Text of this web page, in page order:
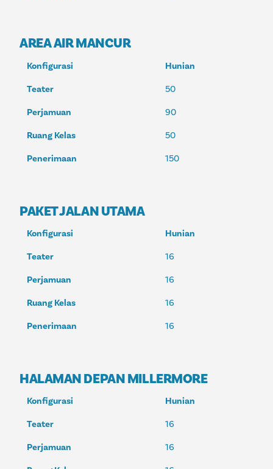
AREA AIR MANCUR
Konfigurasi Hunian
Teater 50
Perjamuan 90
Ruang Kelas 50
Penerimaan 150
PAKET JALAN UTAMA
Konfigurasi Hunian
Teater 16
Perjamuan 16
Ruang Kelas 16
Penerimaan 16
HALAMAN DEPAN MILLERMORE
Konfigurasi Hunian
Teater 16
Perjamuan 16